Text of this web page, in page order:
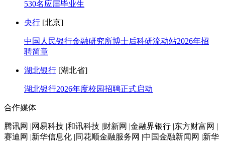
530名应届毕业生
央行 [北京]
中国人民银行金融研究所博士后科研流动站2026年招
聘简章
湖北银行 [湖北省]
湖北银行2026年度校园招聘正式启动
合作媒体
腾讯网 |网易科技 |和讯科技 |财新网 |金融界银行 |东方财富网 |
赛迪网 |新华信息化 |同花顺金融服务网 |中国金融新闻网 |新华